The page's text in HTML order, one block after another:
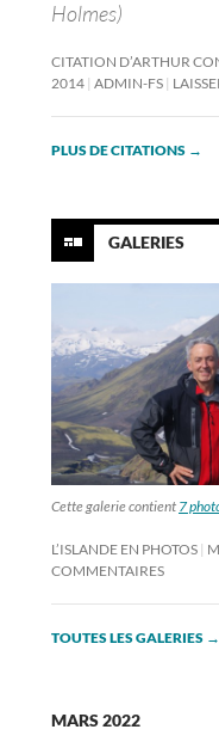
Holmes)
CITATION D’ARTHUR
2014 ADMIN-FS
PLUS DE CITATIONS →
GALERIES
Cette galerie contient 7
L’ISLANDE EN PHOTOS
COMMENTAIRES
TOUTES LES GALERIES →
MARS 2022